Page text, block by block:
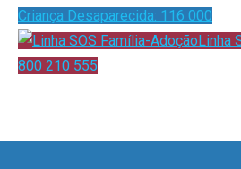
Criança Desaparecida: 116 000
Linha
800 210 555